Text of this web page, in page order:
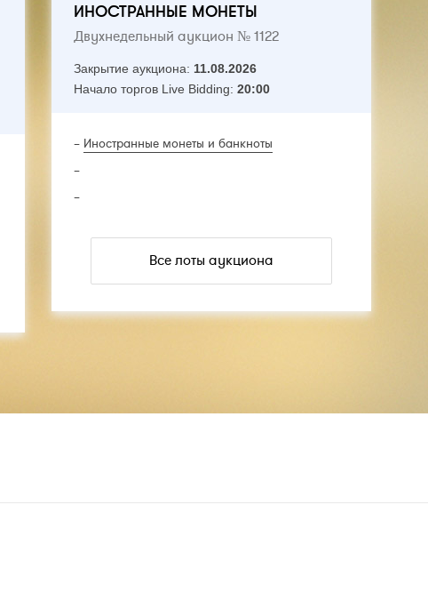
ИНОСТРАННЫЕ МОНЕТЫ
Двухнедельный аукцион № 1122
Закрытие аукциона: 11.08.2026
Начало торгов Live Bidding: 20:00
– Иностранные монеты и бaнкноты
–
–
Все лоты аукциона